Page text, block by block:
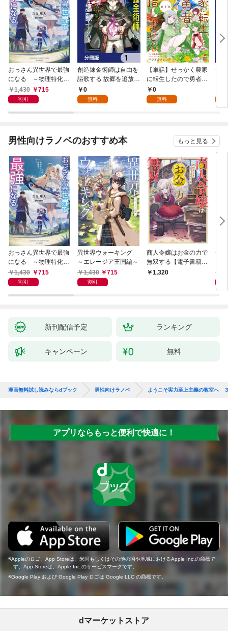
おっさん異世界で最強
になる ～物理特化の
覚醒者～
1,430 715
割引
創造錬金術師は自由を
謳歌する 故郷を追放さ
れたら、魔王のお膝元
で超絶効果のマジック
0
無料
【単話】せっかく農家
に転生したので勇者は
目指しません【第1
話】
0
無料
男性向けラノベのおすすめ本 もっと見る
おっさん異世界で最強
になる ～物理特化の
覚醒者～
1,430 715
割引
異世界ウォーキング
～エレージア王国編～
1,430
715
割引
商人令嬢はお金の力で
無双する【電子書籍限
定書き下ろしSS付
1,320
デ
新刊配信予定 ランキング
キャンペーン 無料
漫画無料試し読みならdブック 男性向けラノベ ようこそ実力至上主義の教室へ
アプリならもっと便利で快適に！
Appleのロゴ、App Storeは、米国もしくはその他の国や地域におけるApple Inc.の商標で
す。App Storeは、Apple Inc.のサービスマークです。
Google Play および Google Play ロゴは Google LLC の商標です。
dマーケットストア